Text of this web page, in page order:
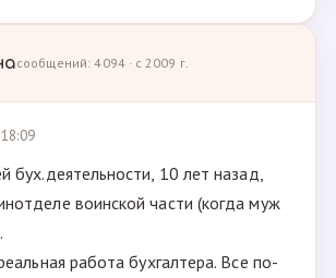
сообщений: 4094 · с 2009 г.
бух.деятельности, 10 лет назад,
воинской части (когда муж
работа бухгалтера. Все по-